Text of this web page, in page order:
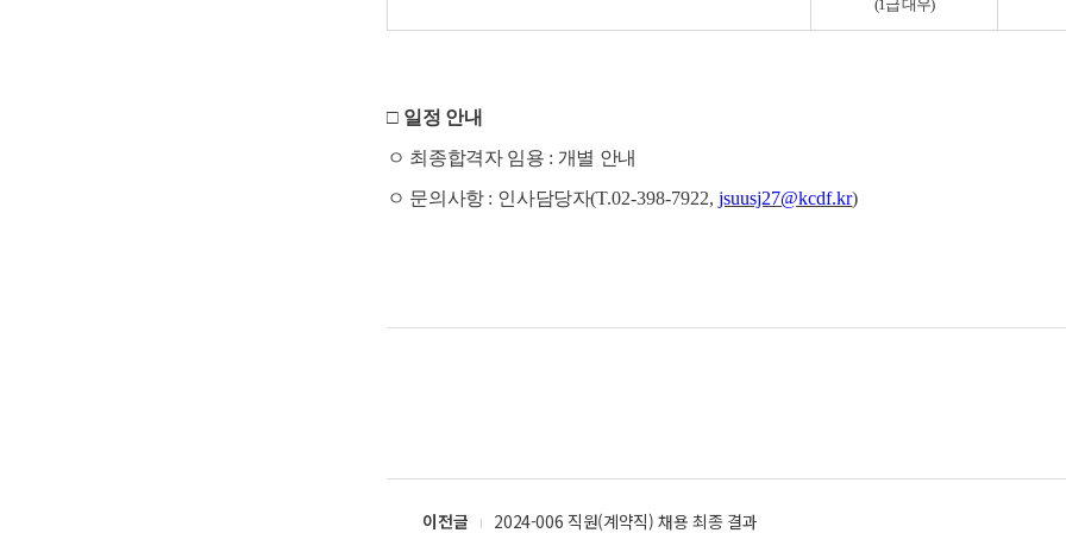
(1 급 대우)
□ 일정 안내
ㅇ 최종합격자 임용 : 개별 안내
ㅇ 문의사항 : 인사담당자(T.02-398-7922,jsuusj27@kcdf.kr)
이전글 2024-006 직원(계약직) 채용 최종 결과